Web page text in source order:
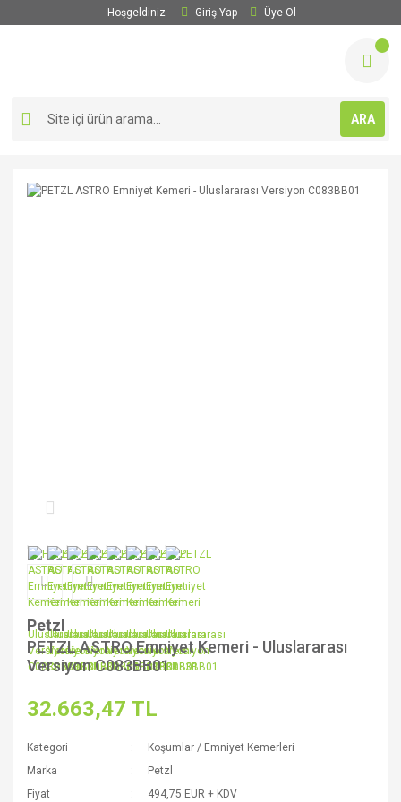
Hoşgeldiniz Giriş Yap Üye Ol
ARA
Petzl
PETZL ASTRO Emniyet Kemeri - Uluslararası
Versiyon C083BB01
32.663,47 TL
Kategori
Koşumlar / Emniyet Kemerleri
Marka
Petzl
Fiyat
494,75 EUR + KDV